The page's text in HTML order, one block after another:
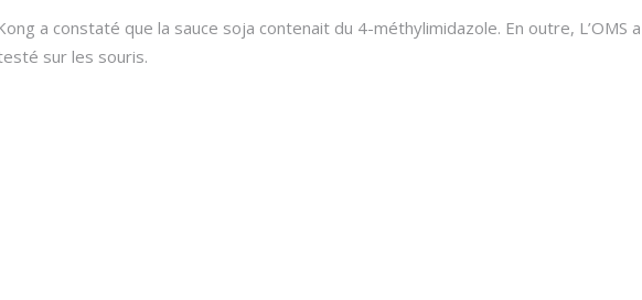
a constaté que la sauce soja contenait du 4-méthylimidazole. En outre,
sur les souris.